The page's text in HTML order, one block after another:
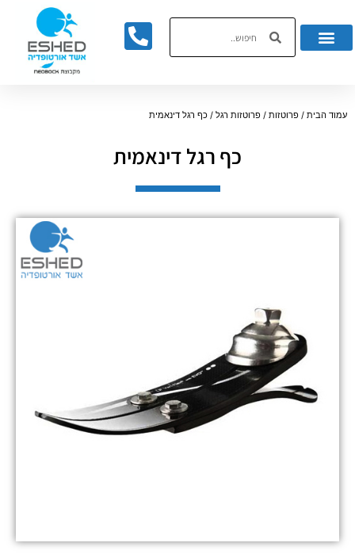
עמוד הבית / פרוטזות / פרוטזות רגל / כף רגל דינאמית
כף רגל דינאמית